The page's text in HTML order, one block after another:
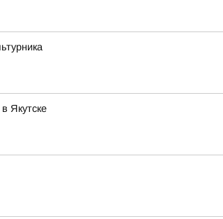
Якутске